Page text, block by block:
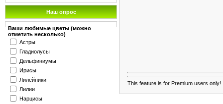
Наш опрос
Ваши любимые цветы (можно
отметить несколько)
Астры
Гладиолусы
Дельфиниумы
Ирисы
Лилейники
Лилии
Нарцисы
This feature is for Premium users only!